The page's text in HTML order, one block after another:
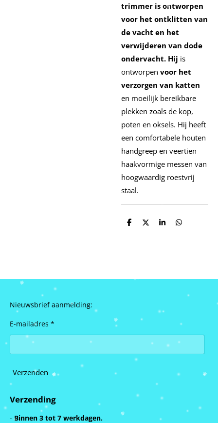
trimmer is ontworpen
voor het ontklitten van
de vacht en het
verwijderen van dode
ondervacht. Hij is
ontworpen voor het
verzorgen van katten
en moeilijk bereikbare
plekken zoals de kop,
poten en oksels. Hij heeft
een comfortabele houten
handgreep en veertien
haakvormige messen van
hoogwaardig roestvrij
staal.
D
D
S
D
Nieuwsbrief aanmelding:
E-mailadres *
Verzenden
Verzending
-Binnen 3 tot 7 werkdagen.